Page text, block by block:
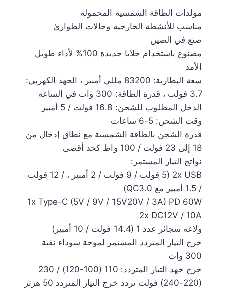
مولدات الطاقة الشمسية المحمولة
مناسب للأنشطة الخارجية وحالات الطوارئ
صنع في الصين
مصنوع باستخدام خلايا جديدة 100% لأداء طويل
الأمد
سعة البطارية: 83200 مللي أمبير ، الجهد الكهربي:
3.7 فولت ، قدرة الطاقة: 300 وات في الساعة
الدخل المطلوب للشحن: 16.8 فولت / 5 أمبير
وقت الشحن: 5-6 ساعات
قدرة الشحن بالطاقة الشمسية مع نطاق إدخال من
18 إلى 23 فولت / 100 واط كحد أقصى
نواتج التيار المستمر:
2x USB (5 فولت / 9 فولت / 2 أمبير ، / 12 فولت
/ 1.5 أمبير مع QC3.0)
1x Type-C (5V / 9V / 15V20V / 3A) PD 60W
2x DC12V / 10A
ولاعة سجائر عدد 1 (14.4 فولت / 10 أمبير)
خرج التيار المتردد المستمر لموجة سوداء نقية
300 وات
خرج جهد التيار المتردد: 110 (100-120) / 230
(220-240) فولت تردد خرج التيار المتردد 50 هرتز